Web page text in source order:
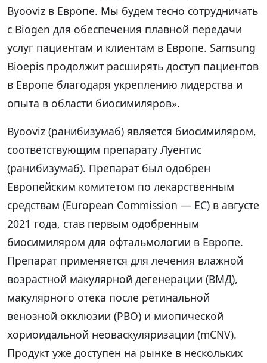
Byooviz в Европе. Мы будем тесно сотрудничать
с Biogen для обеспечения плавной передачи
услуг пациентам и клиентам в Европе. Samsung
Bioepis продолжит расширять доступ пациентов
в Европе благодаря укреплению лидерства и
опыта в области биосимиляров».
Byooviz (ранибизумаб) является биосимиляром,
соответствующим препарату Луентис
(ранибизумаб). Препарат был одобрен
Европейским комитетом по лекарственным
средствам (European Commission — EC) в августе
2021 года, став первым одобренным
биосимиляром для офтальмологии в Европе.
Препарат применяется для лечения влажной
возрастной макулярной дегенерации (ВМД),
макулярного отека после ретинальной
венозной окклюзии (РВО) и миопической
хориоидальной неоваскуляризации (mCNV).
Продукт уже доступен на рынке в нескольких